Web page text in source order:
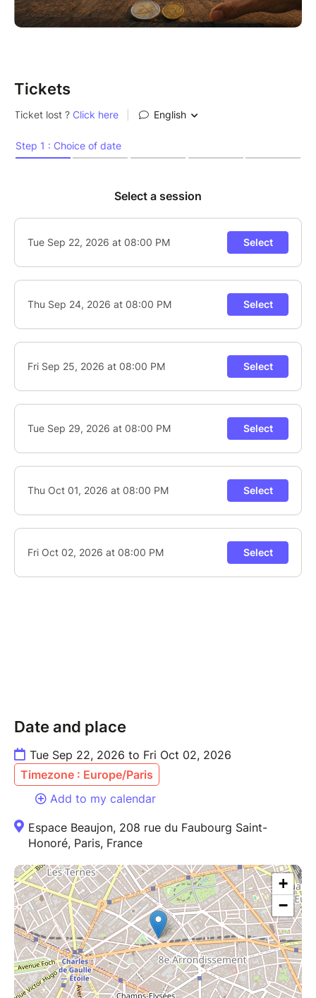
Tickets
Date and place
Tue Sep 22, 2026 to Fri Oct 02, 2026
Timezone : Europe/Paris
Add to my calendar
Espace Beaujon, 208 rue du Faubourg Saint-
Honoré, Paris, France
+
−